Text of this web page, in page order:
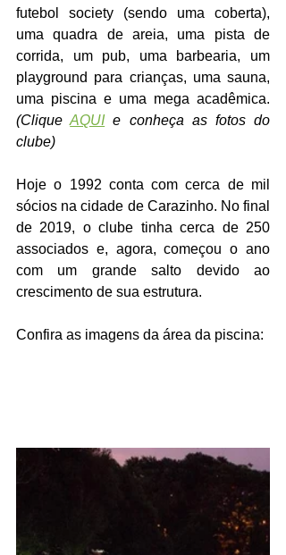
futebol society (sendo uma coberta),
uma quadra de areia, uma pista de
corrida, um pub, uma barbearia, um
playground para crianças, uma sauna,
(Clique AQUI e conheça as fotos do
clube)
Hoje o 1992 conta com cerca de mil
sócios na cidade de Carazinho. No final
de 2019, o clube tinha cerca de 250
associados e, agora, começou o ano
com um grande salto devido ao
crescimento de sua estrutura.
Confira as imagens da área da piscina: